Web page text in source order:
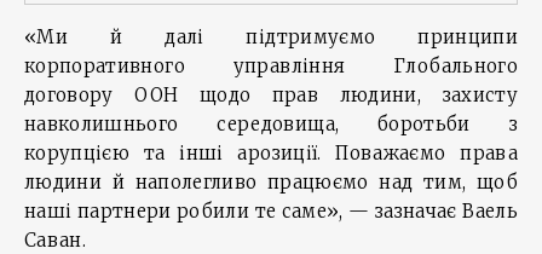
«Ми й далі підтримуємо принципи
корпоративного управління Глобального
договору ООН щодо прав людини, захисту
навколишнього середовища, боротьби з
корупцією та інші арозиції. Поважаємо права
людини й наполегливо працюємо над тим, щоб
наші партнери робили те саме», — зазначає Ваель
Саван.